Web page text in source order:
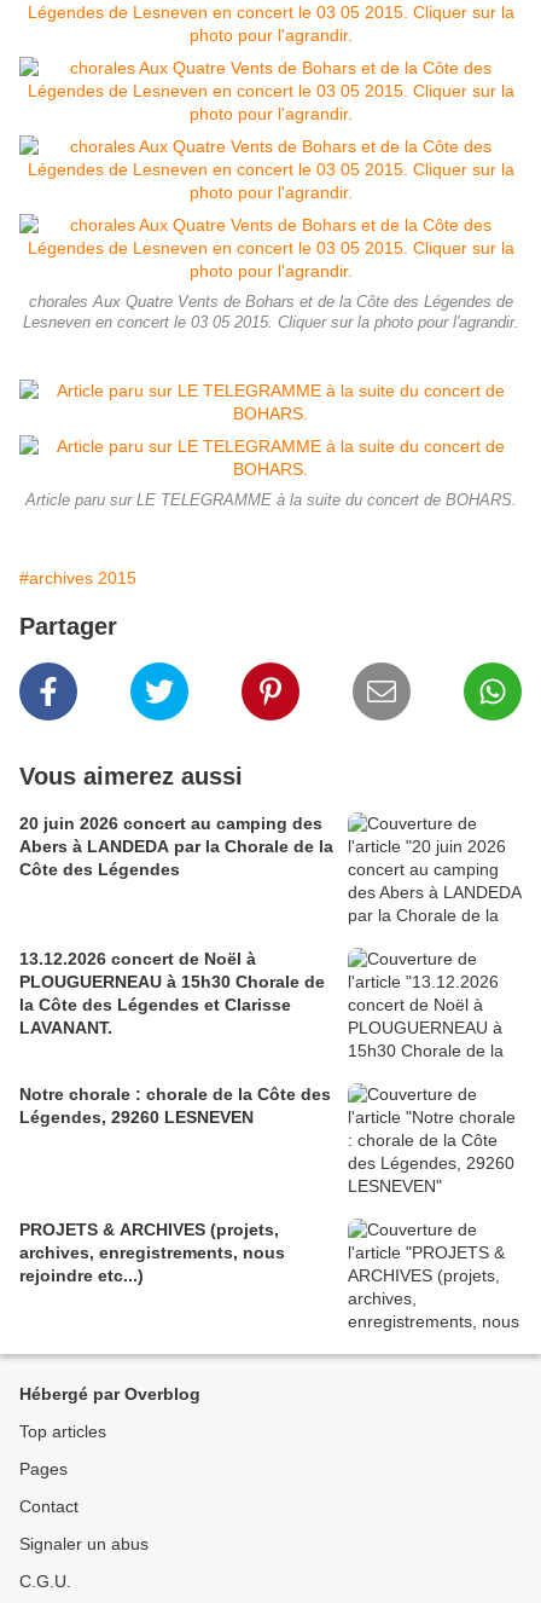
chorales Aux Quatre Vents de Bohars et de la Côte des Légendes de
Lesneven en concert le 03 05 2015. Cliquer sur la photo pour l'agrandir.
Article paru sur LE TELEGRAMME à la suite du concert de BOHARS.
#archives 2015
Partager
Vous aimerez aussi
20 juin 2026 concert au camping des
Abers à LANDEDA par la Chorale de la
Côte des Légendes
13.12.2026 concert de Noël à
PLOUGUERNEAU à 15h30 Chorale de
la Côte des Légendes et Clarisse
LAVANANT.
Notre chorale : chorale de la Côte des
Légendes, 29260 LESNEVEN
PROJETS & ARCHIVES (projets,
archives, enregistrements, nous
rejoindre etc...)
Hébergé par Overblog
Top articles
Pages
Contact
Signaler un abus
C.G.U.